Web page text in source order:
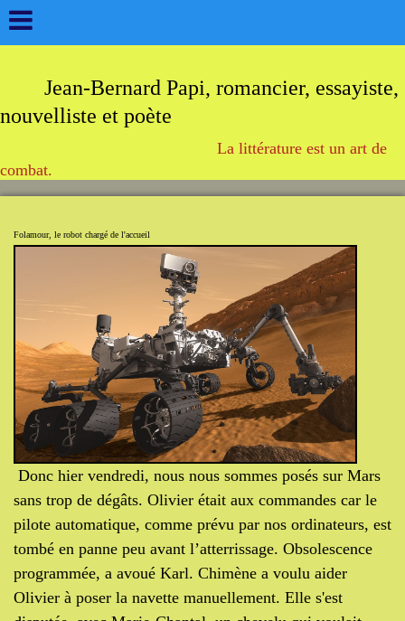
Jean-Bernard Papi, romancier, essayiste,
nouvelliste et poète
La littérature est un art de
combat.
Folamour, le robot chargé de l'accueil
Donc hier vendredi, nous nous sommes posés sur Mars
sans trop de dégâts. Olivier était aux commandes car le
pilote automatique, comme prévu par nos ordinateurs, est
tombé en panne peu avant l’atterrissage. Obsolescence
programmée, a avoué Karl. Chimène a voulu aider
Olivier à poser la navette manuellement. Elle s'est